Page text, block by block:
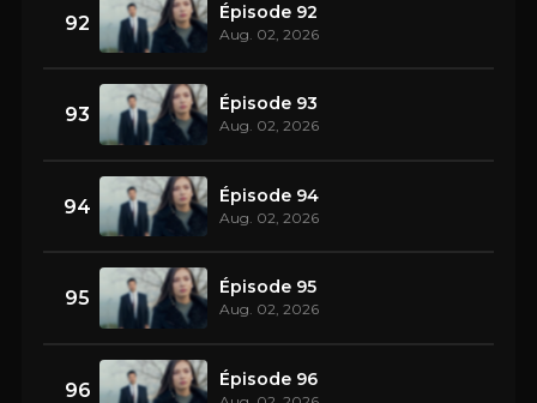
92 Épisode 92
Aug. 02, 2026
93 Épisode 93
Aug. 02, 2026
94 Épisode 94
Aug. 02, 2026
95 Épisode 95
Aug. 02, 2026
96 Épisode 96